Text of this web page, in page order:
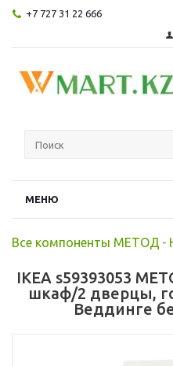
+7 727 31 22 666
МЕНЮ
Все компоненты МЕТОД -
IKEA s59393053
шкаф/2 дверцы,
Веддинге